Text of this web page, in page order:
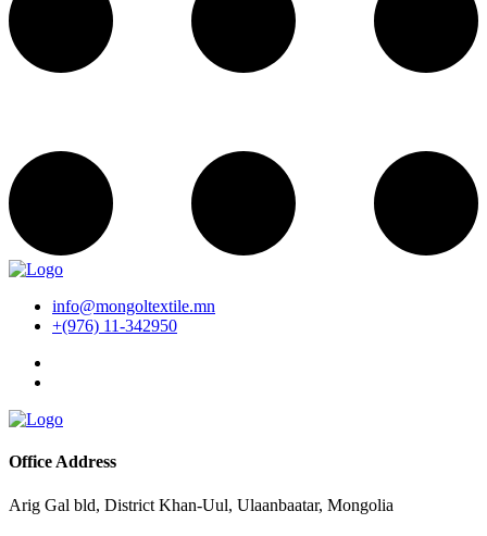
info@mongoltextile.mn
+(976) 11-342950
Office Address
Arig Gal bld, District Khan-Uul, Ulaanbaatar, Mongolia